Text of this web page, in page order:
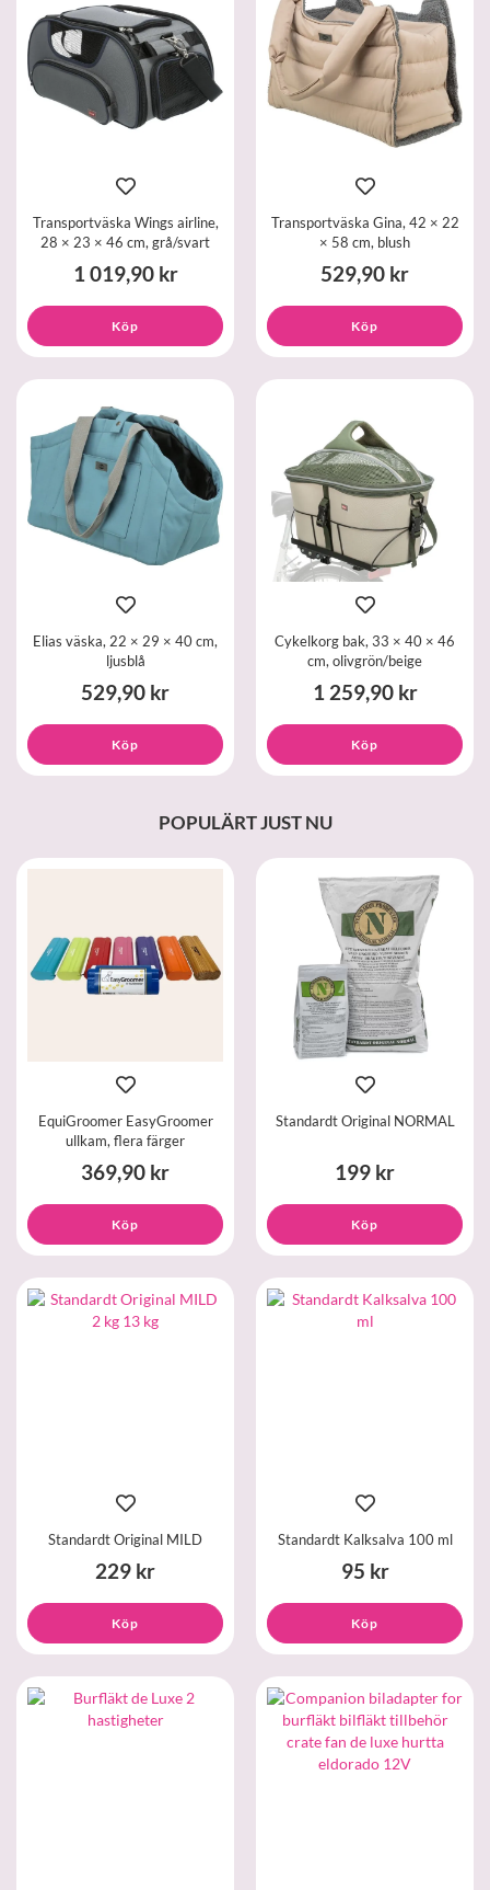
Transportväska Wings airline,
28 × 23 × 46 cm, grå/svart
1 019,90 kr
Köp
Transportväska Gina, 42 × 22
× 58 cm, blush
529,90 kr
Köp
Elias väska, 22 × 29 × 40 cm,
ljusblå
529,90 kr
Köp
Cykelkorg bak, 33 × 40 × 46
cm, olivgrön/beige
1 259,90 kr
Köp
POPULÄRT JUST NU
EquiGroomer EasyGroomer
ullkam, flera färger
369,90 kr
Köp
Standardt Original NORMAL
199 kr
Köp
Standardt Original MILD
229 kr
Köp
Standardt Kalksalva 100 ml
95 kr
Köp